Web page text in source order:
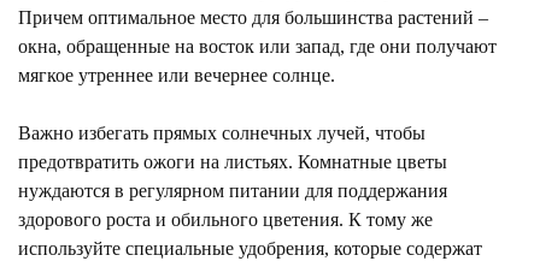
Причем оптимальное место для большинства растений –
окна, обращенные на восток или запад, где они получают
мягкое утреннее или вечернее солнце.
Важно избегать прямых солнечных лучей, чтобы
предотвратить ожоги на листьях. Комнатные цветы
нуждаются в регулярном питании для поддержания
здорового роста и обильного цветения. К тому же
используйте специальные удобрения, которые содержат